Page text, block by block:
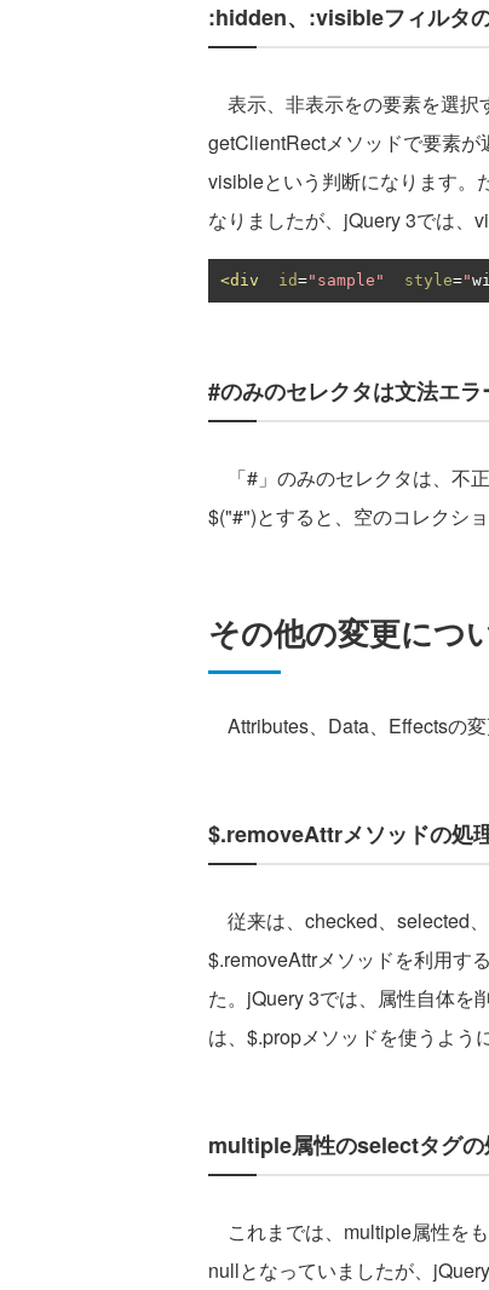
:hidden、:visibleフィルタ
表示、非表示をの要素を選択
getClientRectメソッドで要素が
visibleという判断になります。
なりましたが、jQuery 3では、
<div id="sample" style="
#のみのセレクタは文法エラ
「#」のみのセレクタは、不
$("#")とすると、空のコレクシ
その他の変更につ
Attributes、Data、Effectsの
$.removeAttrメソッドの処
従来は、checked、selected
$.removeAttrメソッドを利用す
た。jQuery 3では、属性自体を
は、$.propメソッドを使うよう
multiple属性のselectタグの
これまでは、multiple属性を
nullとなっていましたが、